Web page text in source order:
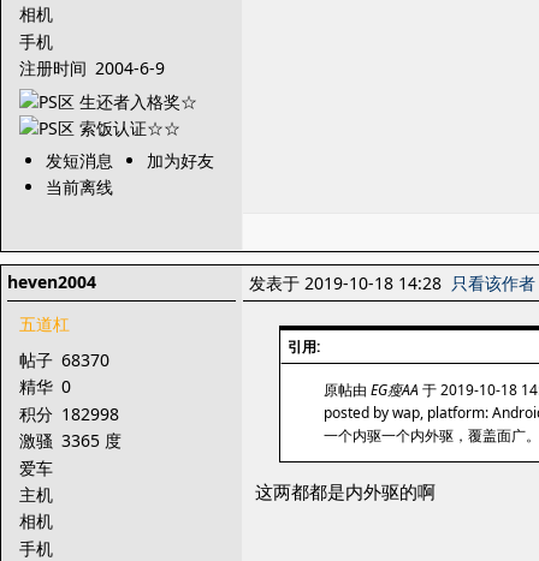
相机
手机
注册时间 2004-6-9
发短消息
加为好友
当前离线
heven2004
五道杠
帖子 68370
精华 0
积分 182998
激骚 3365 度
爱车
主机
相机
手机
发表于 2019-10-18 14:28 只看该作者
引用:
原帖由 EG瘦AA于 2019-10-18
posted by wap, platform:
一个内驱一个内外驱，覆盖面广。
这两都都是内外驱的啊